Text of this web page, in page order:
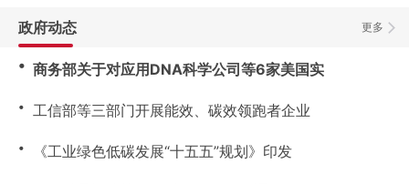
更多
政府动态
・ 商务部关于对应用DNA科学公司等6家美国实
・ 工信部等三部门开展能效、碳效领跑者企业
・ 《工业绿色低碳发展“十五五”规划》印发